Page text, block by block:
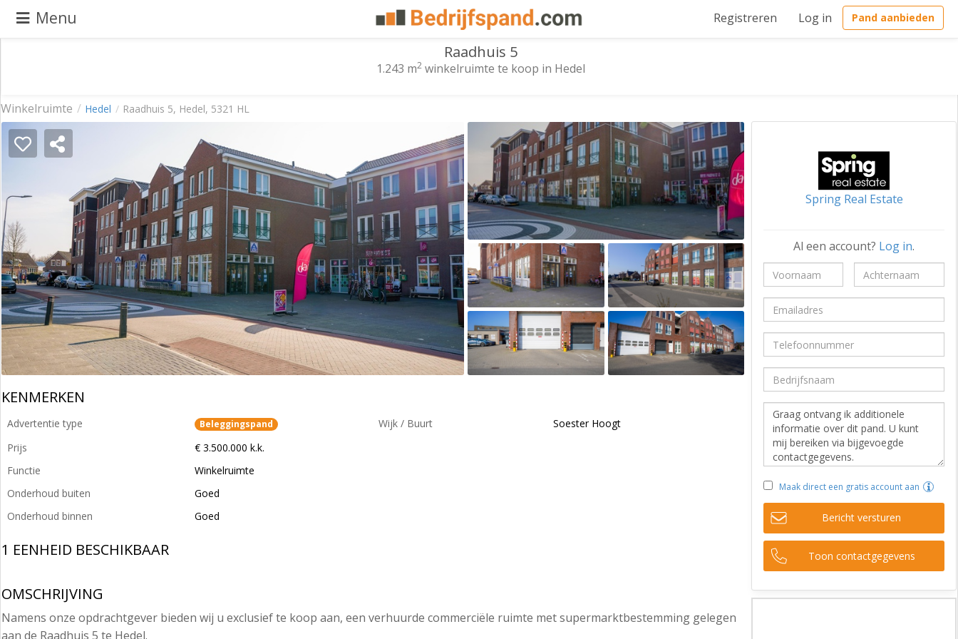
Menu Registreren Log in Pand aanbieden
aanbieden
Pand
zoeken
Waarom
adverteren
Registreren
Login
Winkelruimte Hedel Raadhuis 5, Hedel, 5321 HL
Raadhuis 5
1.243 m2winkelruimte te koop in Hedel
KENMERKEN
Advertentie type Beleggingspand
Prijs
€ 3.500.000 k.k.
Functie
Winkelruimte
Onderhoud buiten
Goed
Onderhoud binnen
Goed
Wijk / Buurt Soester Hoogt
1 EENHEID BESCHIKBAAR
OMSCHRIJVING
Namens onze opdrachtgever bieden wij u exclusief te koop aan, een verhuurde commerciële ruimte met supermarktbestemming gelegen
aan de Raadhuis 5 te Hedel.
Spring Real Estate
Al een account? Log in.
Maak direct een gratis account aan
Bericht versturen
Toon contactgegevens